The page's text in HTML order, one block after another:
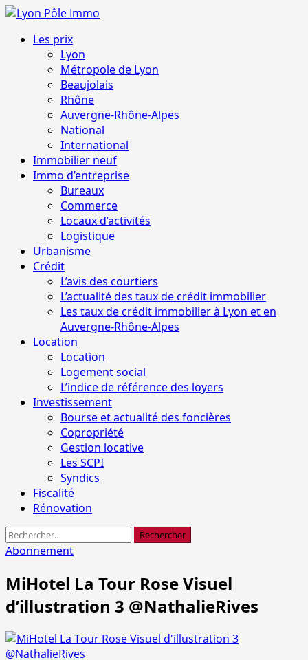
Aller
contenu
Menu
principal
Les prix
Lyon
Métropole de Lyon
Beaujolais
Rhône
Auvergne-Rhône-Alpes
National
International
Immobilier neuf
Immo d’entreprise
Bureaux
Commerce
Locaux d’activités
Logistique
Urbanisme
Crédit
L’avis des courtiers
L’actualité des taux de crédit immobilier
Les taux de crédit immobilier à Lyon et en
Auvergne-Rhône-Alpes
Location
Location
Logement social
L’indice de référence des loyers
Investissement
Bourse et actualité des foncières
Copropriété
Gestion locative
Les SCPI
Syndics
Fiscalité
Rénovation
Rechercher :
Abonnement
MiHotel La Tour Rose Visuel
d’illustration 3 @NathalieRives